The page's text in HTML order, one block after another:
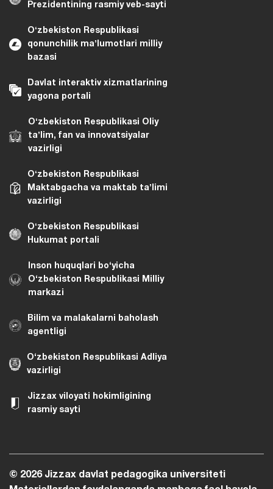
Prezidentining rasmiy veb-sayti
Oʻzbekiston Respublikasi
qonunchilik maʼlumotlari milliy
bazasi
Davlat interaktiv xizmatlarining
yagona portali
Oʻzbekiston Respublikasi Oliy
taʼlim, fan va innovatsiyalar
vazirligi
Oʻzbekiston Respublikasi
Maktabgacha va maktab taʼlimi
vazirligi
Oʻzbekiston Respublikasi
Hukumat portali
Inson huquqlari bo‘yicha
O‘zbekiston Respublikasi Milliy
markazi
Bilim va malakalarni baholash
agentligi
O‘zbekiston Respublikasi Adliya
vazirligi
Jizzax viloyati hokimligining
rasmiy sayti
© 2026 Jizzax davlat pedagogika universiteti